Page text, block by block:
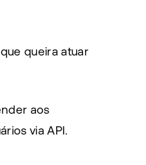
queira atuar
aos
via API.